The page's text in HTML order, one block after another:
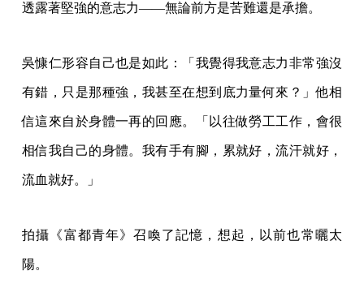
透露著堅強的意志力——無論前方是苦難還是承擔。
吳慷仁形容自己也是如此：「我覺得我意志力非常強沒
有錯，只是那種強，我甚至在想到底力量何來？」他相
信這來自於身體一再的回應。「以往做勞工工作，會很
相信我自己的身體。我有手有腳，累就好，流汗就好，
流血就好。」
拍攝《富都青年》召喚了記憶，想起，以前也常曬太
陽。